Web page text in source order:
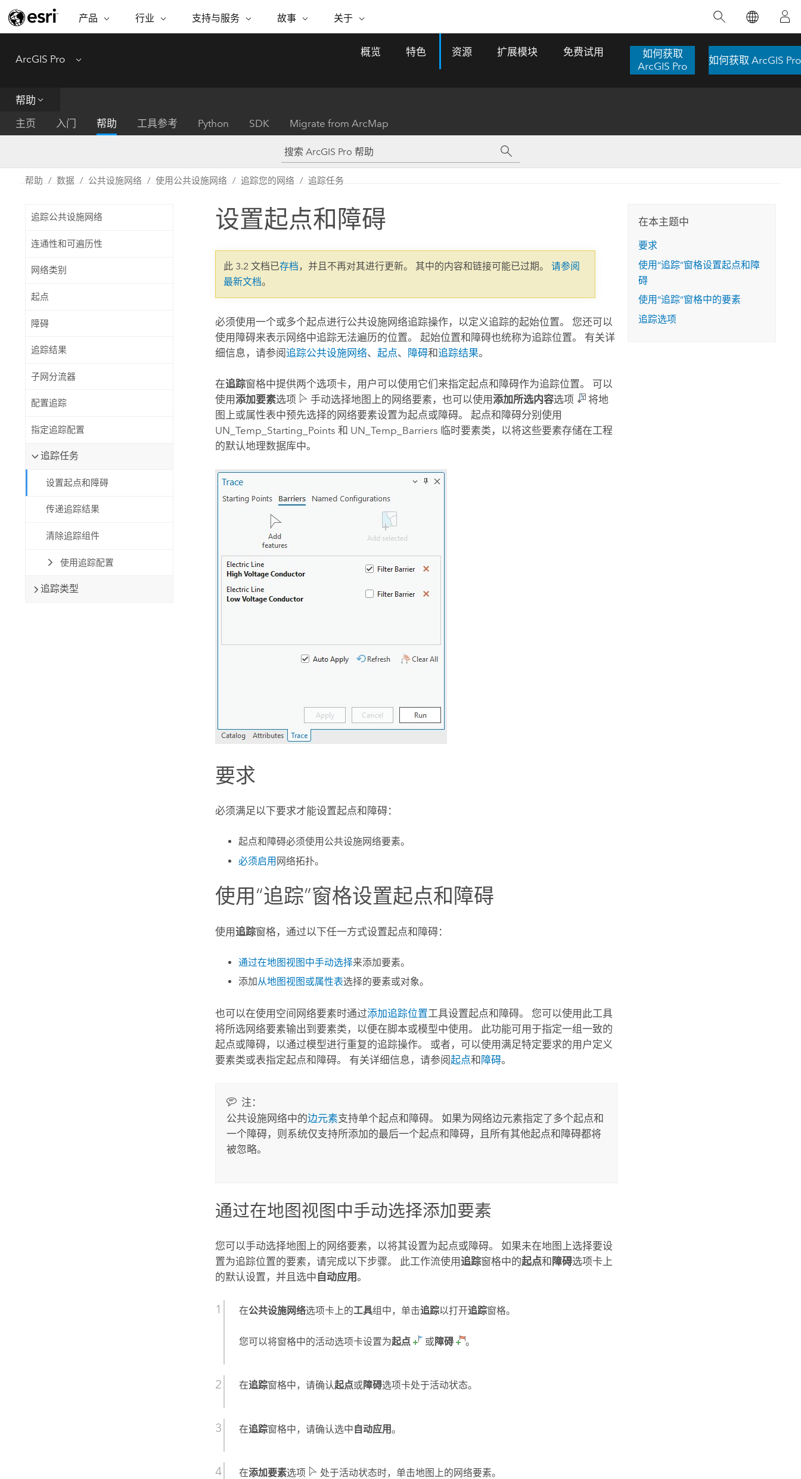
产品
ARCGIS
完整的 SaaS 制图平台
ArcGIS Enterprise
开发者技术
构建制图和空间分析应用程序
功能
将位置引入分析
集成、编辑和共享空间数据
Esri 产品、合作伙伴产品和开发
互式地图，探索产品功能，或者直接开始免
探索 ArcGIS Pro
行业
行业
保护
能源公用事业
州和地方政府
电信
交通运输
专题倡议
基础设施管理
使用 GIS 创建现代化、有弹性且可持续发展
者了解基础设施工程与周围环境的关系。
探索基础设施管理
支持与服务
支持与服务 自助服务
文档
My Esri
故事
ESRI 故事
现实世界的全球 GIS 创新
客
商业和技术领导者之声
行业新闻和 ArcGIS 更新
所有故事
动提供了有力支持。
关于
关于 ESRI
合作伙伴
招贤纳士
媒体与分析师关系
联系我们
数字孪生体
推荐书籍
ArcGIS Pro Menu
概览 特色 资源 扩展模块 免费试用
如何获取
ArcGIS Pro
如何获取 ArcGIS Pro
帮助
主页
入门 帮助 工具参考 Python SDK Migrate from ArcMap
帮助 数据 公共设施网络 使用公共设施网络 追踪您的网络 追踪任务
追踪公共设施网络
连通性和可遍历性
网络类别
起点
障碍
追踪结果
子网分流器
配置追踪
指定追踪配置
追踪任务
设置起点和障碍
传递追踪结果
清除追踪组件
使用追踪配置
追踪类型
设置起点和障碍
此 3.2 文档已存档，并且不再对其进行更新。 其中的内容和链接可能已过期。请参阅
最新文档。
必须使用一个或多个起点进行公共设施网络追踪操作，以定义追踪的起始位置。 您还可以
使用障碍来表示网络中追踪无法遍历的位置。 起始位置和障碍也统称为追踪位置。 有关详
细信息，请参阅追踪公共设施网络、起点、 障碍和追踪结果。
在追踪窗格中提供两个选项卡，用户可以使用它们来指定起点和障碍作为追踪位置。 可以
使用添加要素选项 手动选择地图上的网络要素，也可以使用添加所选内容选项
将地
图上或属性表中预先选择的网络要素设置为起点或障碍。 起点和障碍分别使用
UN_Temp_Starting_Points 和 UN_Temp_Barriers 临时要素类，以将这些要素存储在工程
的默认地理数据库中。
要求
必须满足以下要求才能设置起点和障碍：
起点和障碍必须使用公共设施网络要素。
必须启用 网络拓扑。
使用“追踪”窗格设置起点和障碍
使用追踪窗格，通过以下任一方式设置起点和障碍：
通过在地图视图中手动选择来添加要素。
添加从地图视图或属性表选择的要素或对象。
也可以在使用空间网络要素时通过添加追踪位置工具设置起点和障碍。 您可以使用此工具
将所选网络要素输出到要素类，以便在脚本或模型中使用。 此功能可用于指定一组一致的
起点或障碍，以通过模型进行重复的追踪操作。 或者，可以使用满足特定要求的用户定义
要素类或表指定起点和障碍。 有关详细信息，请参阅起点和障碍。
注：
公共设施网络中的边元素支持单个起点和障碍。 如果为网络边元素指定了多个起点和
一个障碍，则系统仅支持所添加的最后一个起点和障碍，且所有其他起点和障碍都将
被忽略。
通过在地图视图中手动选择添加要素
您可以手动选择地图上的网络要素，以将其设置为起点或障碍。 如果未在地图上选择要设
置为追踪位置的要素，请完成以下步骤。 此工作流使用追踪窗格中的起点和 障碍选项卡上
的默认设置，并且选中自动应用。
在公共设施网络选项卡上的工具组中，单击追踪以打开追踪窗格。
您可以将窗格中的活动选项卡设置为起点 或障碍 。
在追踪窗格中，请确认起点或障碍选项卡处于活动状态。
在追踪窗格中，请确认选中自动应用。
在添加要素选项 处于活动状态时，单击地图上的网络要素。
在本主题中
要求
使用“追踪”窗格设置起点和障
碍
使用“追踪”窗格中的要素
追踪选项